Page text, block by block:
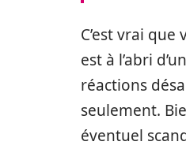
C’est vrai
est à l’abri
réactions
seulement.
éventuel